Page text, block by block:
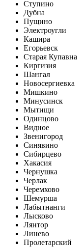
Ступино
Дубна
Пущино
Электроугли
Кашира
Егорьевск
Старая Купавна
Киргизия
Шангал
Новосергиевка
Мишкино
Минусинск
Мытищи
Одинцово
Видное
Звенигород
Синявино
Сибирцево
Хакасия
Чернушка
Черлак
Черемхово
Шемурша
Лабытнанги
Лысково
Лянтор
Линево
Пролетарский